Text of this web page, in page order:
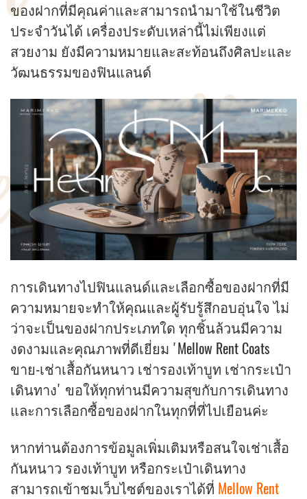
ของฝากที่มีคุณค่าและสามารถนำมาใช้ในชีวิต
ประจำวันได้ เครื่องประดับเหล่านี้ไม่เพียงแต่
สวยงาม ยังมีความหมายและสะท้อนถึงศิลปะและ
วัฒนธรรมของฟินแลนด์
การเดินทางไปฟินแลนด์และเลือกซื้อของฝากที่มี
ความหมายจะทำให้คุณและผู้รับรู้สึกอบอุ่นใจ ไม่
ว่าจะเป็นของฝากประเภทใด ทุกชิ้นล้วนมีความ
งดงามและคุณภาพที่ดีเยี่ยม 'Mellow Rent Coats
ขาย-เช่าเสื้อกันหนาว เช่ารองเท้าบูท เช่ากระเป๋า
เดินทาง' ขอให้ทุกท่านมีความสุขกับการเดินทาง
และการเลือกซื้อของฝากในทุกที่ที่ไปเยือนค่ะ
หากท่านต้องการข้อมูลเพิ่มเติมหรือสนใจเช่าเสื้อ
กันหนาว รองเท้าบูท หรือกระเป๋าเดินทาง
สามารถเข้าชมเว็บไซต์ของเราได้ที่ Mellow Rent